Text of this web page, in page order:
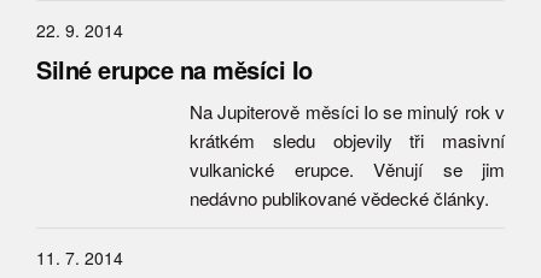
22. 9. 2014
Silné erupce na měsíci Io
Na Jupiterově měsíci Io se minulý rok v
krátkém sledu objevily tři masivní
vulkanické erupce. Věnují se jim
nedávno publikované vědecké články.
11. 7. 2014